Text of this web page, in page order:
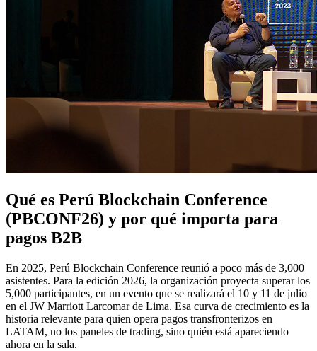
Qué es Perú Blockchain Conference
(PBCONF26) y por qué importa para
pagos B2B
En 2025, Perú Blockchain Conference reunió a poco más de 3,000
asistentes. Para la edición 2026, la organización proyecta superar los
5,000 participantes, en un evento que se realizará el 10 y 11 de julio
en el JW Marriott Larcomar de Lima. Esa curva de crecimiento es la
historia relevante para quien opera pagos transfronterizos en
LATAM, no los paneles de trading, sino quién está apareciendo
ahora en la sala.